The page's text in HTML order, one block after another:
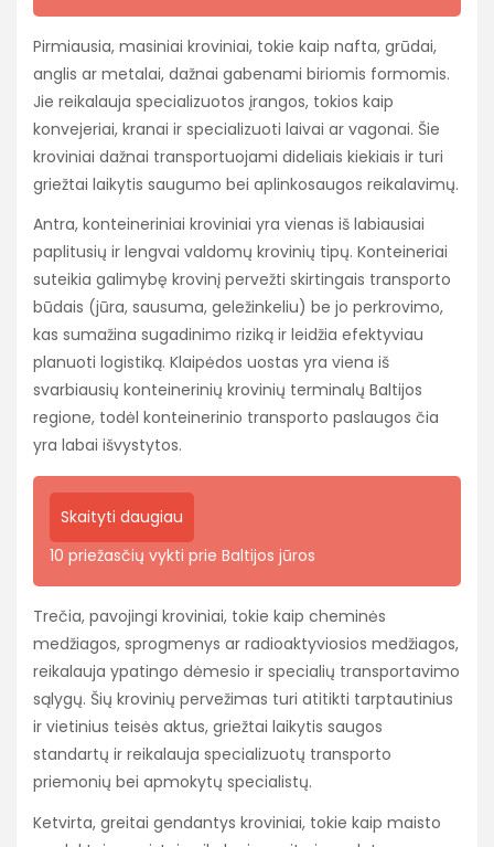
Pirmiausia, masiniai kroviniai, tokie kaip nafta, grūdai,
anglis ar metalai, dažnai gabenami biriomis formomis.
Jie reikalauja specializuotos įrangos, tokios kaip
konvejeriai, kranai ir specializuoti laivai ar vagonai. Šie
kroviniai dažnai transportuojami dideliais kiekiais ir turi
griežtai laikytis saugumo bei aplinkosaugos reikalavimų.
Antra, konteineriniai kroviniai yra vienas iš labiausiai
paplitusių ir lengvai valdomų krovinių tipų. Konteineriai
suteikia galimybę krovinį pervežti skirtingais transporto
būdais (jūra, sausuma, geležinkeliu) be jo perkrovimo,
kas sumažina sugadinimo riziką ir leidžia efektyviau
planuoti logistiką. Klaipėdos uostas yra viena iš
svarbiausių konteinerinių krovinių terminalų Baltijos
regione, todėl konteinerinio transporto paslaugos čia
yra labai išvystytos.
Skaityti daugiau
10 priežasčių vykti prie Baltijos jūros
Trečia, pavojingi kroviniai, tokie kaip cheminės
medžiagos, sprogmenys ar radioaktyviosios medžiagos,
reikalauja ypatingo dėmesio ir specialių transportavimo
sąlygų. Šių krovinių pervežimas turi atitikti tarptautinius
ir vietinius teisės aktus, griežtai laikytis saugos
standartų ir reikalauja specializuotų transporto
priemonių bei apmokytų specialistų.
Ketvirta, greitai gendantys kroviniai, tokie kaip maisto